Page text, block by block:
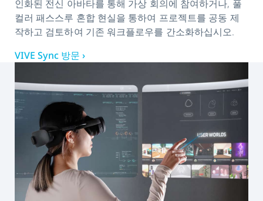
인화된 전신 아바타를 통해 가상 회의에 참여하거나, 풀
컬러 패스스루 혼합 현실을 통하여 프로젝트를 공동 제
작하고 검토하여 기존 워크플로우를 간소화하십시오.
VIVE Sync 방문 ›